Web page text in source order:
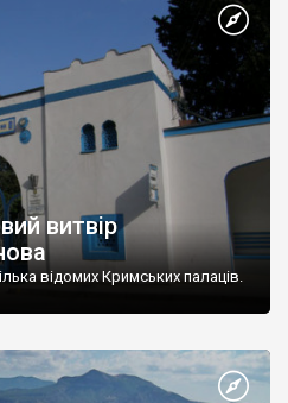
витвір
відомих Кримських палаців.